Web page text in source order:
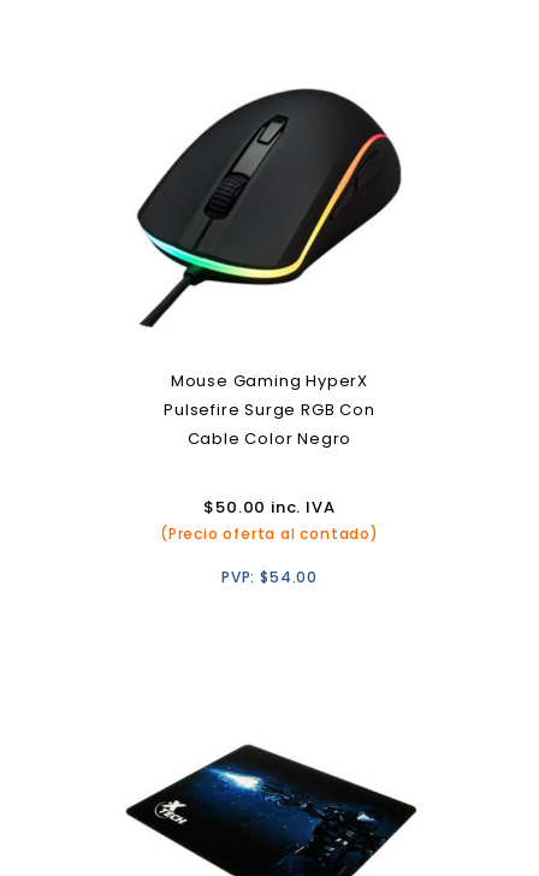
Mouse Gaming HyperX
Pulsefire Surge RGB Con
Cable Color Negro
$50.00 inc. IVA
(Precio oferta al contado)
PVP:$54.00